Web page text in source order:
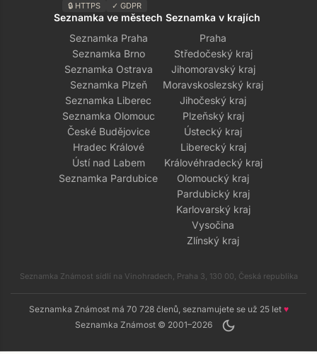
🔒 HTTPS ✓ GDPR
Seznamka ve městech
Seznamka Praha
Seznamka Brno
Seznamka Ostrava
Seznamka Plzeň
Seznamka Liberec
Seznamka Olomouc
České Budějovice
Hradec Králové
Ústí nad Labem
Seznamka Pardubice
Seznamka v krajích
Praha
Středočeský kraj
Jihomoravský kraj
Moravskoslezský kraj
Jihočeský kraj
Plzeňský kraj
Ústecký kraj
Liberecký kraj
Královéhradecký kraj
Olomoucký kraj
Pardubický kraj
Karlovarský kraj
Vysočina
Zlínský kraj
Seznamka Známost sídlí na Vinohradech, Praha 3, 130 00, Česká republika
Seznamka Známost má 70 728 členů, seznamujete se už 25 let ♥
Seznamka Známost © 2001–2026
dark_mode